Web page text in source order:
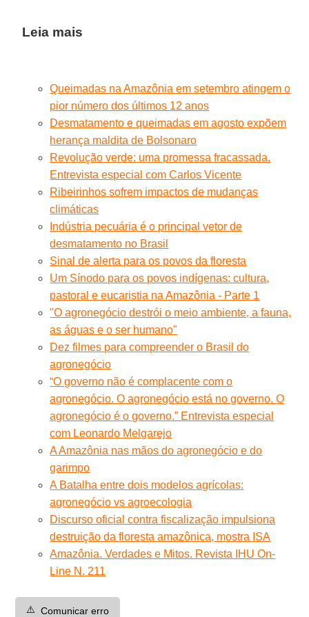
Leia mais
Queimadas na Amazônia em setembro atingem o
pior número dos últimos 12 anos
Desmatamento e queimadas em agosto expõem
herança maldita de Bolsonaro
Revolução verde: uma promessa fracassada.
Entrevista especial com Carlos Vicente
Ribeirinhos sofrem impactos de mudanças
climáticas
Indústria pecuária é o principal vetor de
desmatamento no Brasil
Sinal de alerta para os povos da floresta
Um Sínodo para os povos indígenas: cultura,
pastoral e eucaristia na Amazônia - Parte 1
"O agronegócio destrói o meio ambiente, a fauna,
as águas e o ser humano"
Dez filmes para compreender o Brasil do
agronegócio
“O governo não é complacente com o
agronegócio. O agronegócio está no governo. O
agronegócio é o governo.” Entrevista especial
com Leonardo Melgarejo
A Amazônia nas mãos do agronegócio e do
garimpo
A Batalha entre dois modelos agrícolas:
agronegócio vs agroecologia
Discurso oficial contra fiscalização impulsiona
destruição da floresta amazônica, mostra ISA
Amazônia. Verdades e Mitos. Revista IHU On-
Line N. 211
⚠️ Comunicar erro